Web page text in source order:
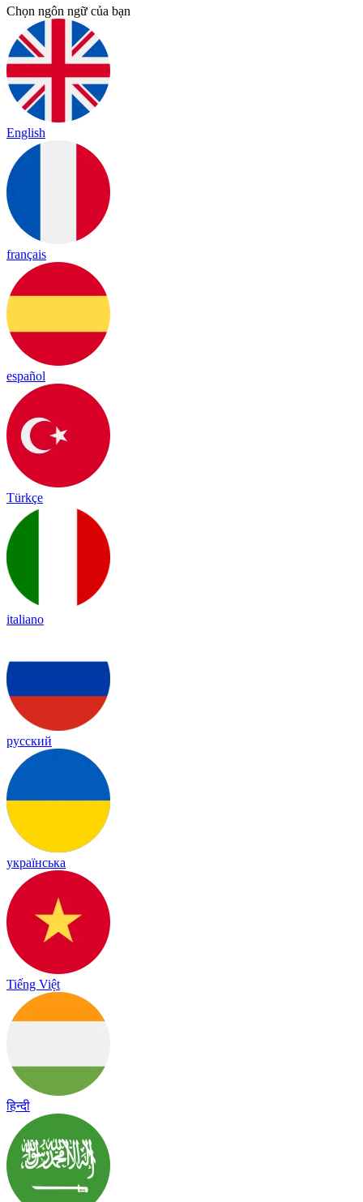
Chọn ngôn ngữ của bạn
English
français
español
Türkçe
italiano
русский
українська
Tiếng Việt
हिन्दी